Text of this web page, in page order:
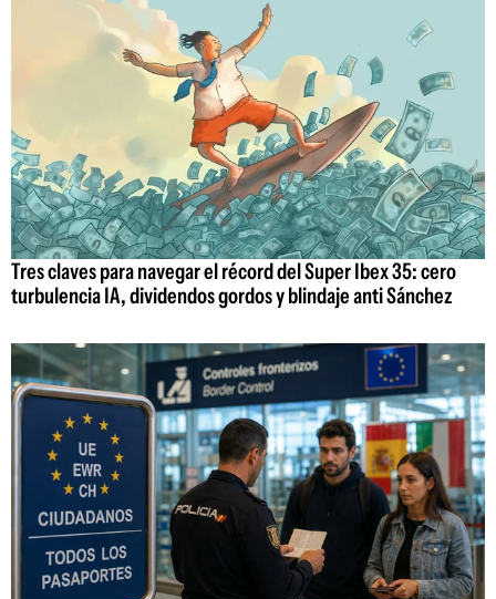
Tres claves para navegar el récord del Super Ibex 35: cero
turbulencia IA, dividendos gordos y blindaje anti Sánchez